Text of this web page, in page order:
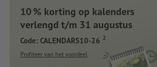
10 % korting op kalenders
verlengd t/m 31 augustus
Code: CALENDARS10-26 2
Profiteer van het voordeel